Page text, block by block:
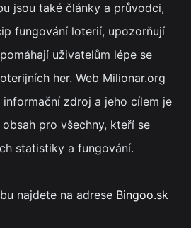
jsou také články a průvodci,
fungování loterií, upozorňují
uživatelům lépe se
her. Web Milionar.org
zdroj a jeho cílem je
pro všechny, kteří se
statistiky a fungování.
najdete na adrese Bingoo.sk